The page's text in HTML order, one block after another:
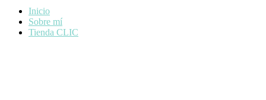
Inicio
Sobre mí
Tienda CLIC